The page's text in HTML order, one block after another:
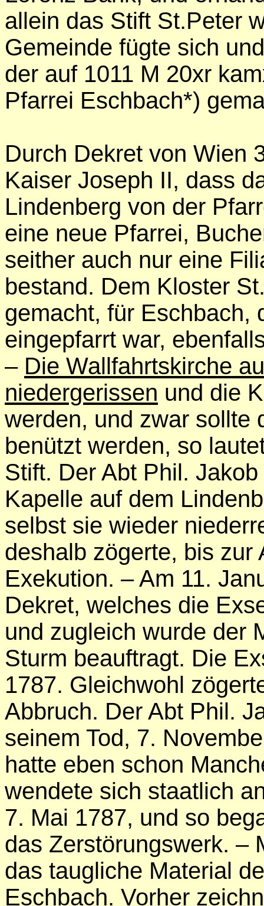
allein das Stift St.Peter
Gemeinde fügte sich
der auf 1011 M 20xr
Pfarrei Eschbach*)
Durch Dekret von Wien
Kaiser Joseph II, dass
Lindenberg von der
eine neue Pfarrei,
seither auch nur eine
bestand. Dem Kloster
gemacht, für Eschbach,
eingepfarrt war,
– Die Wallfahrtskirche
niedergerissen und die
werden, und zwar sollte
benützt werden, so
Stift. Der Abt Phil.
Kapelle auf dem
selbst sie wieder
deshalb zögerte, bis zur
Exekution. – Am 11.
Dekret, welches die
und zugleich wurde der
Sturm beauftragt. Die
1787. Gleichwohl
Abbruch. Der Abt Phil.
seinem Tod, 7.
hatte eben schon
wendete sich staatlich
7. Mai 1787, und so
das Zerstörungswerk. –
das taugliche Material
Eschbach. Vorher